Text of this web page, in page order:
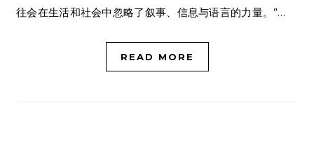
往会在生活和社会中忽略了叙事、信息与语言的力量。”…
READ MORE